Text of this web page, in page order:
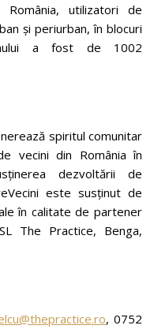
utilizatori de
și periurban, în blocuri
a fost de 1002
spiritul comunitar
vecini din România în
dezvoltării de
este susținut de
în calitate de partener
The Practice, Benga,
, 0752